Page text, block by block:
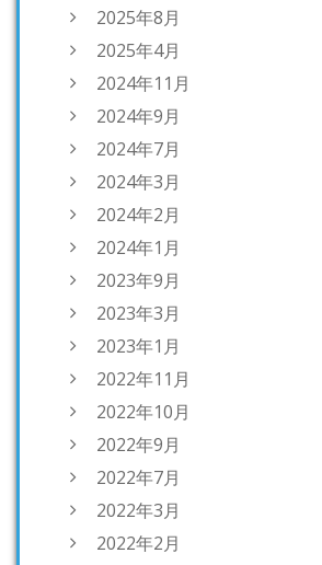
2025年8月
2025年4月
2024年11月
2024年9月
2024年7月
2024年3月
2024年2月
2024年1月
2023年9月
2023年3月
2023年1月
2022年11月
2022年10月
2022年9月
2022年7月
2022年3月
2022年2月